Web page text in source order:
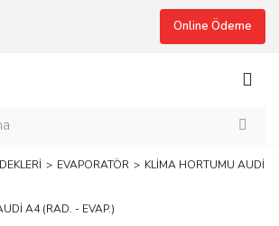
Online Ödeme
EVAPORATÖR KLİMA HORTUMU AUDİ